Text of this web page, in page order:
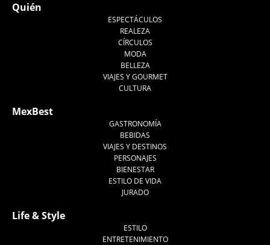
Quién
ESPECTÁCULOS
REALEZA
CÍRCULOS
MODA
BELLEZA
VIAJES Y GOURMET
CULTURA
MexBest
GASTRONOMÍA
BEBIDAS
VIAJES Y DESTINOS
PERSONAJES
BIENESTAR
ESTILO DE VIDA
JURADO
Life & Style
ESTILO
ENTRETENIMIENTO